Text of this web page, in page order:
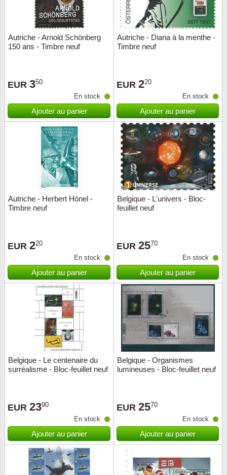
Autriche - Arnold Schönberg
150 ans - Timbre neuf
EUR 350
En stock
Ajouter au panier
Autriche - Diana à la menthe -
Timbre neuf
EUR 220
En stock
Ajouter au panier
Autriche - Herbert Hönel -
Timbre neuf
EUR 220
En stock
Ajouter au panier
Belgique - L'univers - Bloc-
feuillet neuf
EUR 2570
En stock
Ajouter au panier
Belgique - Le centenaire du
surréalisme - Bloc-feuillet neuf
EUR 2390
En stock
Ajouter au panier
Belgique - Organismes
lumineuses - Bloc-feuillet neuf
EUR 2570
En stock
Ajouter au panier